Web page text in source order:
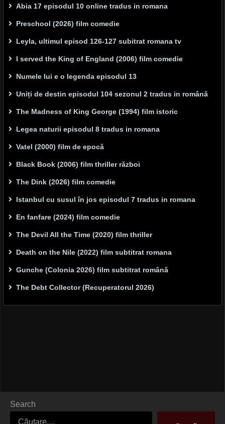
Abia 17 episodul 10 online tradus in romana
Preschool (2026) film comedie
Leyla, ultimul episod 126-127 subitrat romana tv
I served the King of England (2006) film comedie
Numele lui e o legenda episodul 13
Uniți de destin episodul 104 sezonul 2 tradus in română
The Madness of King George (1994) film istoric
Legea naturii episodul 8 tradus in romana
Vatel (2000) film de epocă
Black Book (2006) film thriller război
The Dink (2026) film comedie
Istanbul cu susul în jos episodul 7 tradus in romana
En fanfare (2024) film comedie
The Devil All the Time (2020) film thriller
Death on the Nile (2022) film subtitrat romana
Gunche (Colonia 2026) film subtitrat română
The Debt Collector (Recuperatorul 2026)
Search